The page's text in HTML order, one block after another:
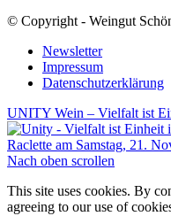
© Copyright - Weingut
Newsletter
Impressum
Datenschutzerklärung
UNITY Wein – Vielfalt ist
Raclette am Samstag, 21.
Nach oben scrollen
This site uses cookies. By
agreeing to our use of